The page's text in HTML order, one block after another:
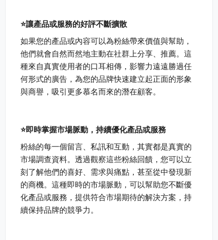
⭐讓產品或服務的好評不斷擴散
如果您的產品或內容可以為粉絲帶來價值與幫助，
他們就會自然而然地主動在社群上分享、推薦。這
種來自真實使用者的口耳相傳，影響力遠遠勝過任
何形式的廣告，為您的品牌快速建立起正面的形象
與商譽，吸引更多慕名而來的潛在顧客。
⭐即時掌握市場脈動，持續優化產品或服務
粉絲的每一個留言、私訊和互動，其實都是真實的
市場調查資料。透過觀察這些粉絲回饋，您可以立
刻了解他們的喜好、需求與痛點，甚至從中發現新
的商機。這種即時的市場脈動，可以幫助您不斷優
化產品或服務，提供符合市場期待的解決方案，持
續保持品牌的競爭力。